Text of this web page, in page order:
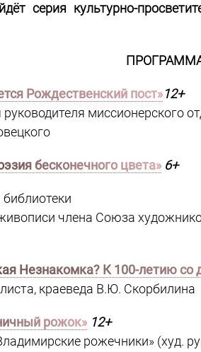
серия культурно-
Рождественский пост»12+
миссионерского
бесконечного цвета» 6+
члена Союза
Незнакомка? К 100-летию со
краеведа В.Ю. Скорбилина
рожок» 12+
рожечники» (худ.